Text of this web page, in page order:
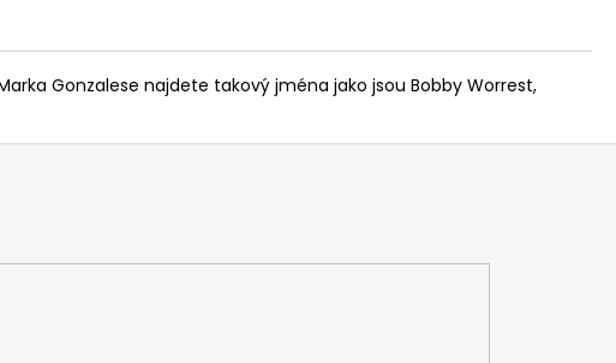
Gonzalese najdete takový jména jako jsou Bobby Worrest,